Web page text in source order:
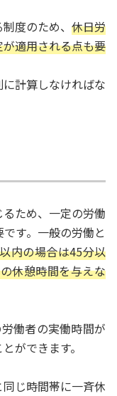
度のため、 休日労
適用される点も要
計算しなければな
ため、一定の労働
す。一般の労働と
内の場合は45分以
休憩時間を与えな
働者の実働時間が
ができます。
じ時間帯に一斉休